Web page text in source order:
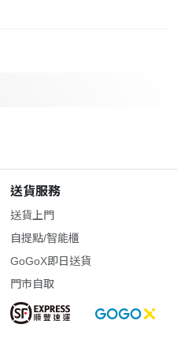
送貨服務
送貨上門
自提點/智能櫃
GoGoX即日送貨
門市自取